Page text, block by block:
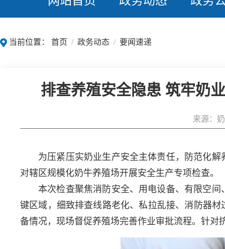
当前位置： 首页 / 政务动态 / 要闻速递
排查养殖安全隐患 筑牢奶
来源：
为压紧压实奶业生产安全主体责任，防范化
对辖区规模化奶牛养殖场开展安全生产专项检查。
本次检查聚焦消防安全、用电设备、有限空
键区域，细致排查线路老化、私拉乱接、消防器
备情况，现场督促养殖场完善作业审批流程。针